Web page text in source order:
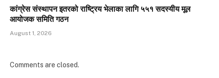
कांग्रेस संस्थापन इतरको राष्ट्रिय भेलाका लागि ५५१ सदस्यीय मूल
आयोजक समिति गठन
August 1, 2026
Comments are closed.